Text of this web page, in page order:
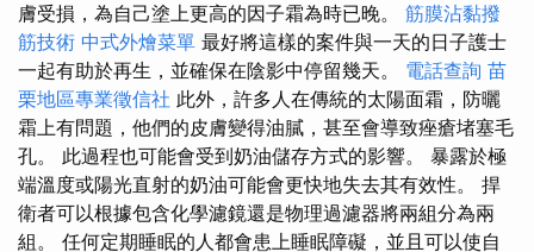
膚受損，為自己塗上更高的因子霜為時已晚。 筋膜沾黏撥
筋技術 中式外燴菜單 最好將這樣的案件與一天的日子護士
一起有助於再生，並確保在陰影中停留幾天。 電話查詢 苗
栗地區專業徵信社 此外，許多人在傳統的太陽面霜，防曬
霜上有問題，他們的皮膚變得油膩，甚至會導致痤瘡堵塞毛
孔。 此過程也可能會受到奶油儲存方式的影響。 暴露於極
端溫度或陽光直射的奶油可能會更快地失去其有效性。 捍
衛者可以根據包含化學濾鏡還是物理過濾器將兩組分為兩
組。 任何定期睡眠的人都會患上睡眠障礙，並且可以使自